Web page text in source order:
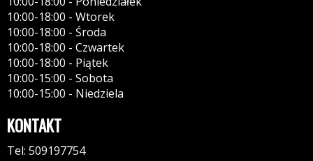
10:00-18:00 - Wtorek
10:00-18:00 - Środa
10:00-18:00 - Czwartek
10:00-18:00 - Piątek
10:00-15:00 - Sobota
10:00-15:00 - Niedziela
KONTAKT
Tel: 509197754